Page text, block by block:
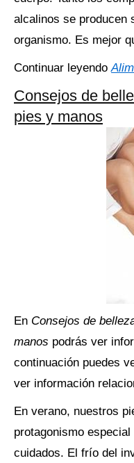
alcalinos se producen
organismo. Es mejor
Continuar leyendo
Consejos de
pies y manos
En Consejos de
manos podrás ver
continuación puedes
ver información
En verano, nuestros
protagonismo
cuidados. El frío del